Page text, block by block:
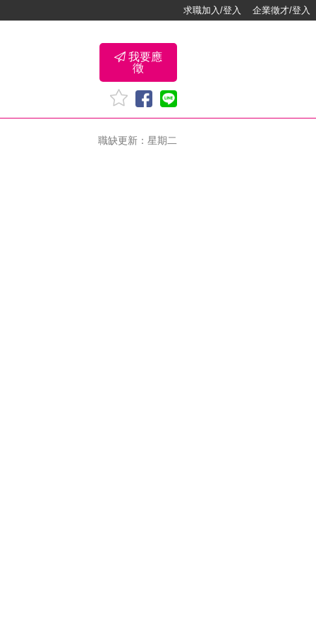
求職加入/登入 企業徵才/登入
我要應
徵
職缺更新：星期二